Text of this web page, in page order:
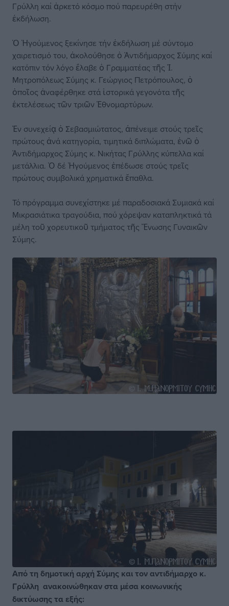
Γρύλλη καί ἀρκετό κόσμο πού παρευρέθη στήν
ἐκδήλωση.
Ὁ Ἡγούμενος ξεκίνησε τήν ἐκδήλωση μέ σύντομο
χαιρετισμό του, ἀκολούθησε ὁ Ἀντιδήμαρχος Σύμης καί
κατόπιν τόν λόγο ἔλαβε ὁ Γραμματέας τῆς Ἱ.
Μητροπόλεως Σύμης κ. Γεώργιος Πετρόπουλος, ὁ
ὁποῖος ἀναφέρθηκε στά ἱστορικά γεγονότα τῆς
ἐκτελέσεως τῶν τριῶν Ἐθνομαρτύρων.
Ἐν συνεχείᾳ ὁ Σεβασμιώτατος, ἀπένειμε στούς τρεῖς
πρώτους ἀνά κατηγορία, τιμητικά διπλώματα, ἐνῶ ὁ
Ἀντιδήμαρχος Σύμης κ. Νικήτας Γρύλλης κύπελλα καί
μετάλλια. Ὁ δέ Ἡγούμενος ἐπέδωσε στούς τρεῖς
πρώτους συμβολικά χρηματικά ἔπαθλα.
Τό πρόγραμμα συνεχίστηκε μέ παραδοσιακά Συμιακά καί
Μικρασιάτικα τραγούδια, πού χόρεψαν καταπληκτικά τά
μέλη τοῦ χορευτικοῦ τμήματος τῆς Ἕνωσης Γυναικῶν
Σύμης.
Από τη δημοτική αρχή Σύμης και τον αντιδήμαρχο κ.
Γρύλλη ανακοινώθηκαν στα μέσα κοινωνικής
δικτύωσης τα εξής: